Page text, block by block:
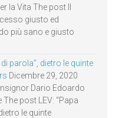
la Vita The post Il
giusto ed
più sano e giusto
parola”, dietro le quinte
Dicembre 29, 2020
Dario Edoardo
post LEV: “Papa
le quinte